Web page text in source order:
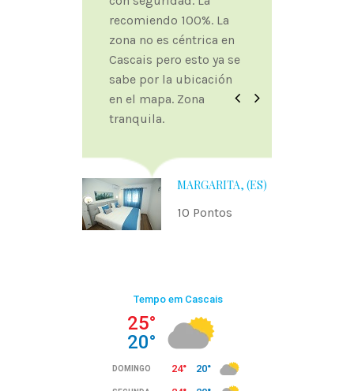
recomiendo 100%. La
zona no es céntrica en
Cascais pero esto ya se
sabe por la ubicación
en el mapa. Zona
tranquila.
MARGARITA, (ES)
10 Pontos
AnteriorSeguinte